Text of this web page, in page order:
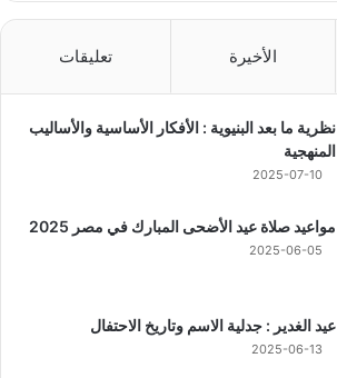
الأخيرة تعليقات
نظرية ما بعد البنيوية : الأفكار الأساسية والأساليب
المنهجية
2025-07-10
مواعيد صلاة عيد الأضحى المبارك في مصر 2025
2025-06-05
عيد الغدير : جدلية الاسم وتاريخ الاحتفال
2025-06-13